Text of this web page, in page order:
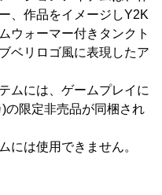
、作品をイメージしY2K
ウォーマー付きタンクト
ベリロゴ風に表現したア
ムには、ゲームプレイに
の限定非売品が同梱され
には使用できません。